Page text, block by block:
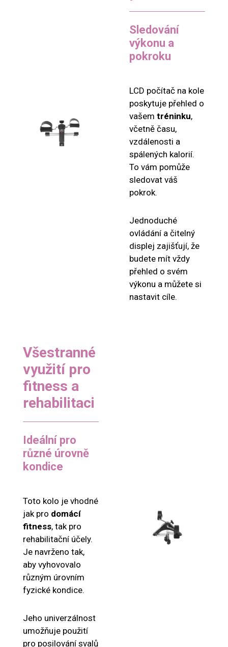
Sledování
výkonu a
pokroku
LCD počítač na kole
poskytuje přehled o
vašem tréninku,
včetně času,
vzdálenosti a
spálených kalorií.
To vám pomůže
sledovat váš
pokrok.
Jednoduché
ovládání a čitelný
displej zajišťují, že
budete mít vždy
přehled o svém
výkonu a můžete si
nastavit cíle.
Všestranné
využití pro
fitness a
rehabilitaci
Ideální pro
různé úrovně
kondice
Toto kolo je vhodné
jak pro domácí
fitness, tak pro
rehabilitační účely.
Je navrženo tak,
aby vyhovovalo
různým úrovním
fyzické kondice.
Jeho univerzálnost
umožňuje použití
pro posilování svalů